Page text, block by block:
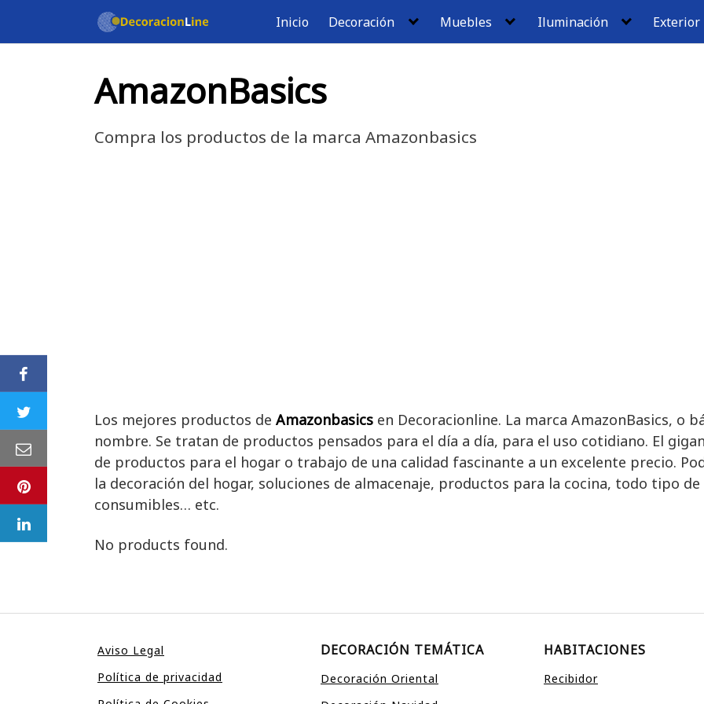
contenido
Inicio Decoración Muebles Iluminación Exterior
AmazonBasics
Compra los productos de la marca Amazonbasics
Los mejores productos de Amazonbasics en Decoracionline. La marca AmazonBasics, o
nombre. Se tratan de productos pensados para el día a día, para el uso cotidiano. El
de productos para el hogar o trabajo de una calidad fascinante a un excelente precio.
la decoración del hogar, soluciones de almacenaje, productos para la cocina, todo tipo
consumibles… etc.
No products found.
Aviso Legal
Política de privacidad
DECORACIÓN TEMÁTICA
Decoración Oriental
HABITACIONES
Recibidor